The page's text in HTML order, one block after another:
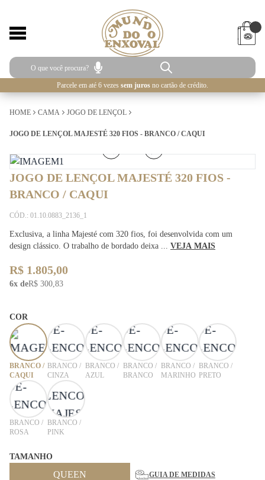
Parcele em até 6 vezes sem juros no cartão de crédito.
HOME CAMA JOGO DE LENÇOL
JOGO DE LENÇOL MAJESTÉ 320 FIOS - BRANCO / CAQUI
JOGO DE LENÇOL MAJESTÉ 320 FIOS -
BRANCO / CAQUI
CÓD.: 01.10.0883_2136_1
Exclusiva, a linha Majesté com 320 fios, foi desenvolvida com um
design clássico. O trabalho de bordado deixa ... VEJA MAIS
R$ 1.805,00
6x deR$ 300,83
COR
BRANCO /
CAQUI
BRANCO /
CINZA
BRANCO /
AZUL
BRANCO /
BRANCO
BRANCO /
MARINHO
BRANCO /
PRETO
BRANCO /
ROSA
BRANCO /
PINK
TAMANHO
QUEEN GUIA DE MEDIDAS